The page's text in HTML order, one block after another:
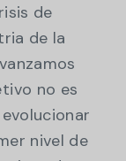
de
de la
no es
nivel de